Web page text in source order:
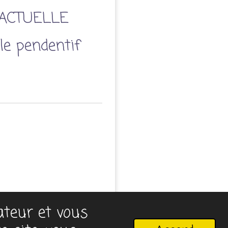
et vous
pendentif